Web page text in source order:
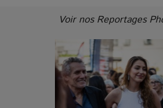
Voir nos Reportages